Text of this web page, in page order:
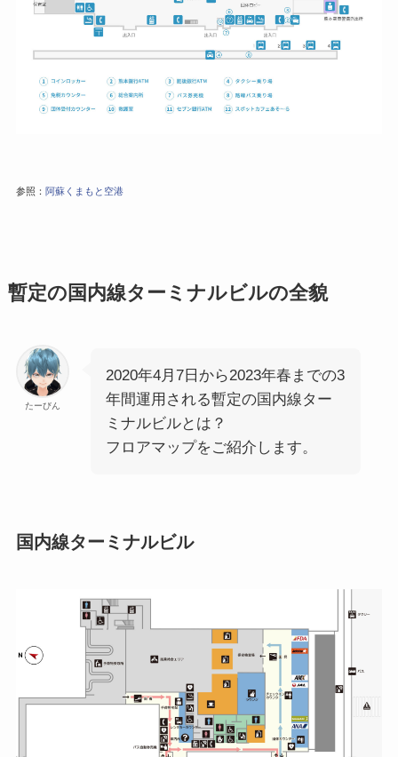
参照： 阿蘇くまもと空港
暫定の国内線ターミナルビルの全貌
たーびん
2020年4月7日から2023年春までの3
年間運用される暫定の国内線ター
ミナルビルとは？
フロアマップをご紹介します。
国内線ターミナルビル